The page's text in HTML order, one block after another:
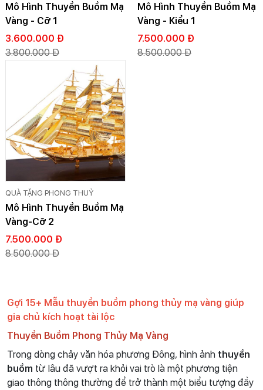
Mô Hình Thuyền Buồm Mạ
Vàng - Cỡ 1
3.600.000 Đ
3.800.000 Đ
Mô Hình Thuyền Buồm Mạ
Vàng - Kiểu 1
7.500.000 Đ
8.500.000 Đ
QUÀ TẶNG PHONG THUỶ
Mô Hình Thuyền Buồm Mạ
Vàng-Cỡ 2
7.500.000 Đ
8.500.000 Đ
Gợi 15+ Mẫu thuyền buồm phong thủy mạ vàng giúp
gia chủ kích hoạt tài lộc
Thuyền Buồm Phong Thủy Mạ Vàng
Trong dòng chảy văn hóa phương Đông, hình ảnh thuyền
buồm từ lâu đã vượt ra khỏi vai trò là một phương tiện
giao thông thông thường để trở thành một biểu tượng đầy